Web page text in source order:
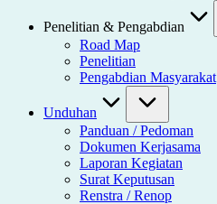
Penelitian & Pengabdian
Road Map
Penelitian
Pengabdian Masyarakat
Unduhan
Panduan / Pedoman
Dokumen Kerjasama
Laporan Kegiatan
Surat Keputusan
Renstra / Renop